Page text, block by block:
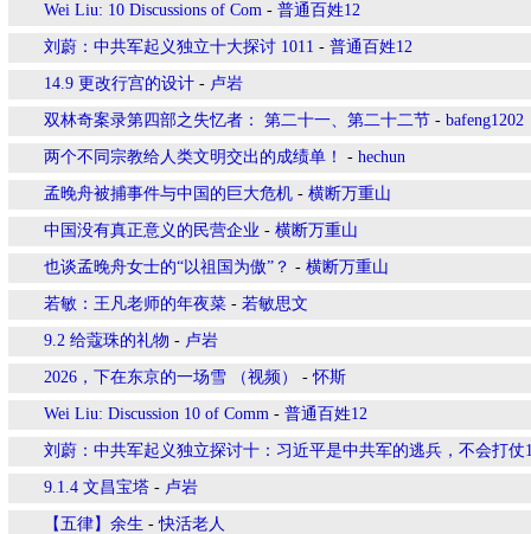
Wei Liu: 10 Discussions of Com - 普通百姓12
刘蔚：中共军起义独立十大探讨 1011 - 普通百姓12
14.9 更改行宫的设计 - 卢岩
双林奇案录第四部之失忆者： 第二十一、第二十二节 - bafeng1202
两个不同宗教给人类文明交出的成绩单！ - hechun
孟晚舟被捕事件与中国的巨大危机 - 横断万重山
中国没有真正意义的民营企业 - 横断万重山
也谈孟晚舟女士的“以祖国为傲”？ - 横断万重山
若敏：王凡老师的年夜菜 - 若敏思文
9.2 给蔻珠的礼物 - 卢岩
2026，下在东京的一场雪 （视频） -怀斯
Wei Liu: Discussion 10 of Comm - 普通百姓12
刘蔚：中共军起义独立探讨十：习近平是中共军的逃兵，不会打仗
9.1.4 文昌宝塔 - 卢岩
【五律】余生 -快活老人